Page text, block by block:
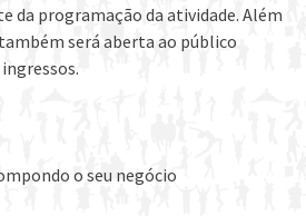
da programação da atividade. Além
será aberta ao público
o seu negócio